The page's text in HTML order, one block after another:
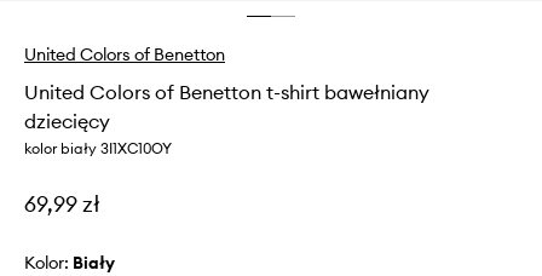
United Colors of Benetton
United Colors of Benetton t-shirt bawełniany
dziecięcy
kolor biały 3I1XC10OY
69,99 zł
Kolor: biały